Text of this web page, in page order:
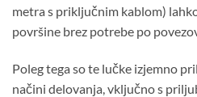
metra s priključnim kablom)
površine brez potrebe po
Poleg tega so te lučke izjemno
načini delovanja, vključno s